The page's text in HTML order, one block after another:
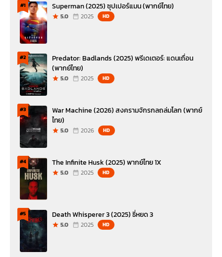
#1 Superman (2025) ซุปเปอร์แมน (พากย์ไทย)
5.0 2025 HD
#2
Predator: Badlands (2025) พรีเดเตอร์: แดนเถื่อน
(พากย์ไทย)
5.0 2025 HD
#3
War Machine (2026) สงครามจักรกลถล่มโลก (พากย์
ไทย)
5.0 2026 HD
#4 The Infinite Husk (2025) พากย์ไทย 1X
5.0 2025 HD
#5 Death Whisperer 3 (2025) ธี่หยด 3
5.0 2025 HD